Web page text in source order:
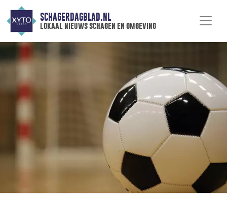
SCHAGERDAGBLAD.NL
lokaal nieuws schagen en omgeving